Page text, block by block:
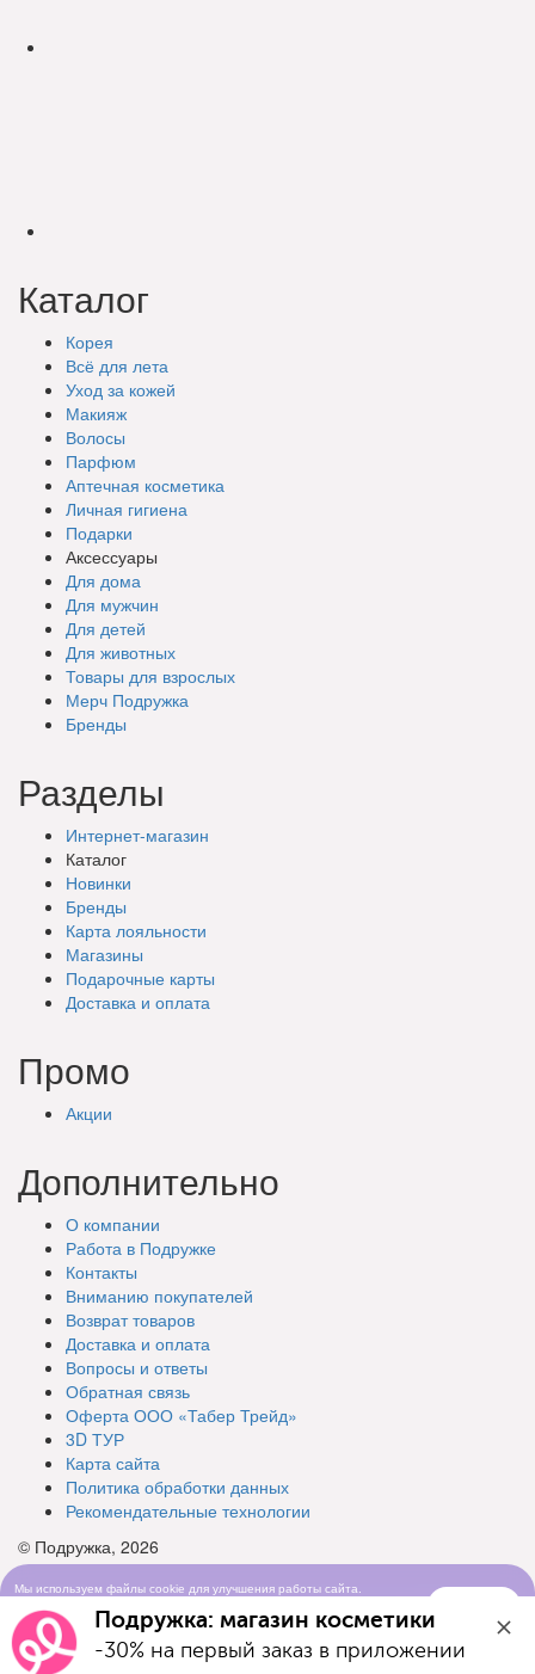
Каталог
Корея
Всё для лета
Уход за кожей
Макияж
Волосы
Парфюм
Аптечная косметика
Личная гигиена
Подарки
Аксессуары
Для дома
Для мужчин
Для детей
Для животных
Товары для взрослых
Мерч Подружка
Бренды
Разделы
Интернет-магазин
Каталог
Новинки
Бренды
Карта лояльности
Магазины
Подарочные карты
Доставка и оплата
Промо
Акции
Дополнительно
О компании
Работа в Подружке
Контакты
Вниманию покупателей
Возврат товаров
Доставка и оплата
Вопросы и ответы
Обратная связь
Оферта ООО «Табер Трейд»
3D ТУР
Карта сайта
Политика обработки данных
Рекомендательные технологии
© Подружка, 2026
Мы используем файлы cookie для улучшения работы сайта.
использования cookie-файловПодружка: магазин косметики
-30% на первый заказ в приложении